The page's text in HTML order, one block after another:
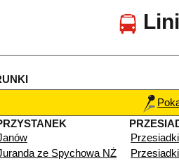
Przesiadki
ze Spychowa NŻ
Przesiadki